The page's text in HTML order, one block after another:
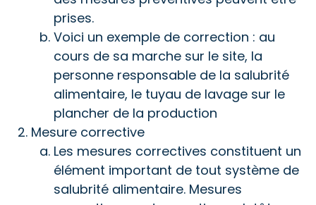
prises.
Voici un exemple de correction : au
cours de sa marche sur le site, la
personne responsable de la salubrité
alimentaire, le tuyau de lavage sur le
plancher de la production
Mesure corrective
Les mesures correctives constituent un
élément important de tout système de
salubrité alimentaire. Mesures